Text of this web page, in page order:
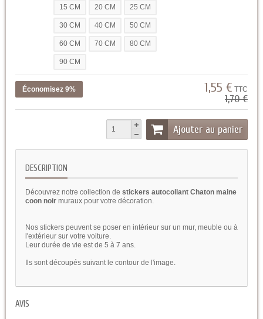
15 CM 20 CM 25 CM
30 CM 40 CM 50 CM
60 CM 70 CM 80 CM
90 CM
Économisez 9% 1,55 € TTC
1,70 €
Ajouter au panier
DESCRIPTION
Découvrez notre collection de stickers autocollant Chaton maine
coon noir muraux pour votre décoration.
Nos stickers peuvent se poser en intérieur sur un mur, meuble ou à
l'extérieur sur votre voiture.
Leur durée de vie est de 5 à 7 ans.
Ils sont découpés suivant le contour de l'image.
AVIS